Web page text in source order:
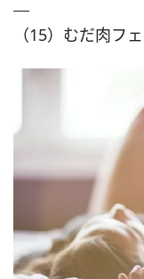
（15）むだ肉フ